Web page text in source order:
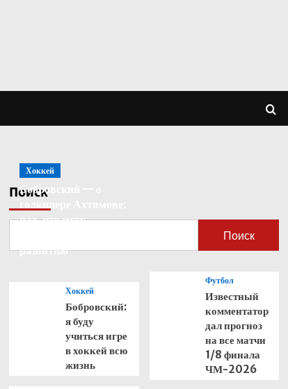
Поиск
Поиск
Хоккей
Бобровский — о
рад, что могу
развитию
Хоккей
Бобровский:
я буду
учиться игре
в хоккей всю
жизнь
Футбол
Известный
комментатор
дал прогноз
на все матчи
1/8 финала
ЧМ-2026